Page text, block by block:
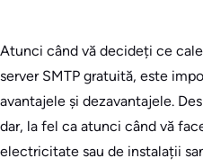
Atunci când vă decideți ce
server SMTP gratuită, este
avantajele și dezavantajele.
dar, la fel ca atunci când vă
electricitate sau de instalații